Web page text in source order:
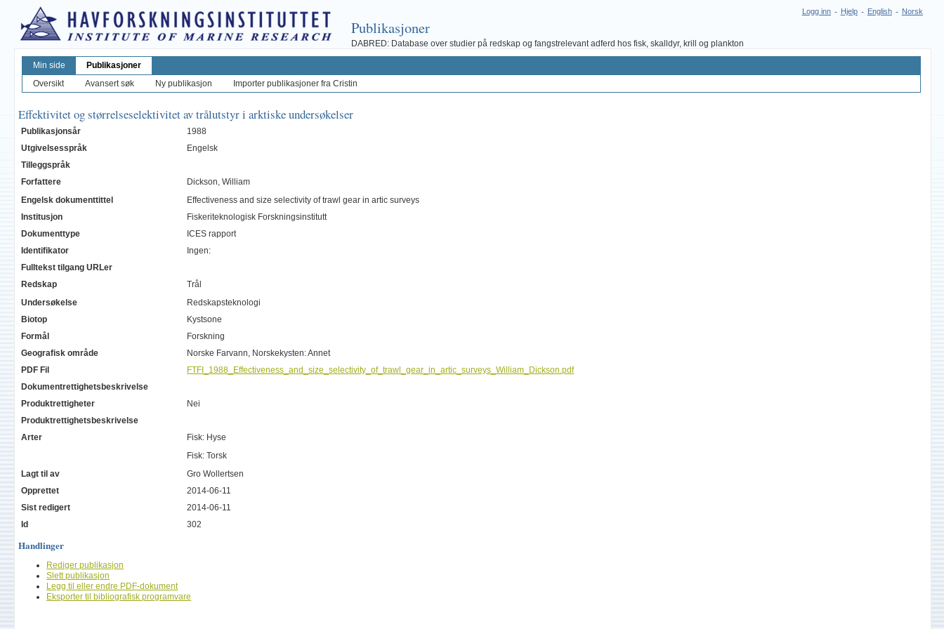
Norsk
-
English
-
Hjelp
-
Logg inn
Publikasjoner
DABRED: Database over studier på redskap og fangstrelevant adferd hos fisk, skalldyr, krill og plankton
Min side
Publikasjoner
Oversikt
Avansert søk Ny publikasjon Importer publikasjoner fra Cristin
Effektivitet og størrelseselektivitet av trålutstyr i arktiske undersøkelser
Publikasjonsår
1988
Utgivelsesspråk
Engelsk
Tilleggspråk
Forfattere
Dickson, William
Engelsk dokumenttittel
Effectiveness and size selectivity of trawl gear in artic surveys
Institusjon
Fiskeriteknologisk Forskningsinstitutt
Dokumenttype
ICES rapport
Identifikator
Ingen:
Fulltekst tilgang URLer
Redskap
Trål
Undersøkelse
Redskapsteknologi
Biotop
Kystsone
Formål
Forskning
Geografisk område
Norske Farvann, Norskekysten: Annet
PDF Fil
FTFI_1988_Effectiveness_and_size_selectivity_of_trawl_gear_in_artic_surveys_William_Dickson.pdf
Dokumentrettighetsbeskrivelse
Produktrettigheter
Nei
Produktrettighetsbeskrivelse
Arter
Fisk: Hyse
Fisk: Torsk
Lagt til av
Gro Wollertsen
Opprettet
2014-06-11
Sist redigert
2014-06-11
Id
302
Handlinger
Rediger publikasjon
Slett publikasjon
Legg til eller endre PDF-dokument
Eksporter til bibliografisk programvare